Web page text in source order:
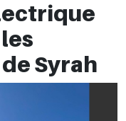
Syrah